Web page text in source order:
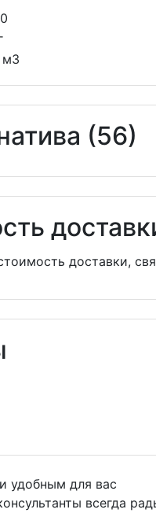
м3
(56)
доставки,
удобным для вас
всегда